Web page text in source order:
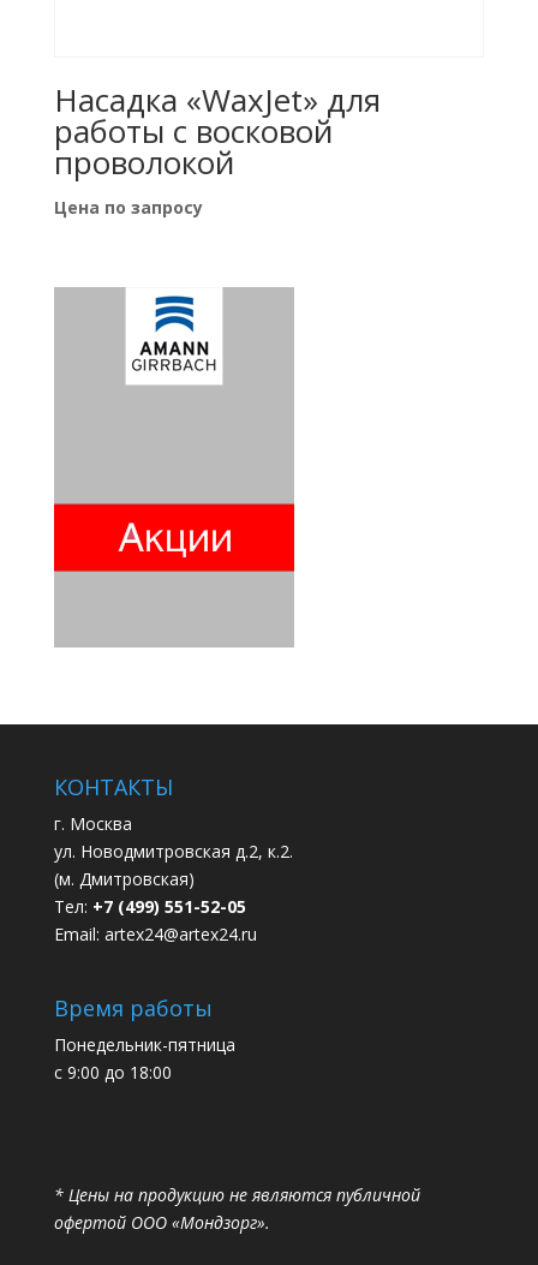
Насадка «WaxJet» для
работы с восковой
проволокой
Цена по запросу
КОНТАКТЫ
г. Москва
ул. Новодмитровская д.2, к.2.
(м. Дмитровская)
Тел: +7 (499) 551-52-05
Email: artex24@artex24.ru
Время работы
Понедельник-пятница
с 9:00 до 18:00
* Цены на продукцию не являются публичной
офертой ООО «Мондзорг».